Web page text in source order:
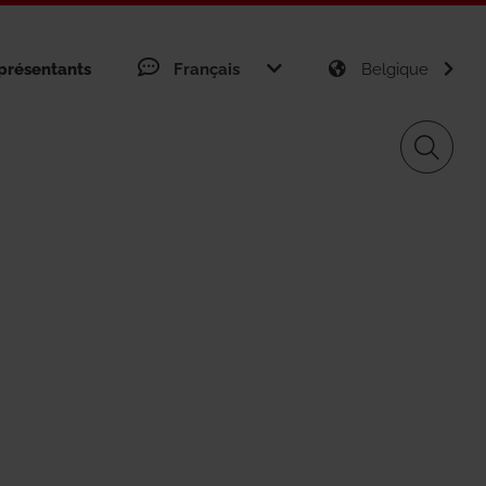
Français Belgique